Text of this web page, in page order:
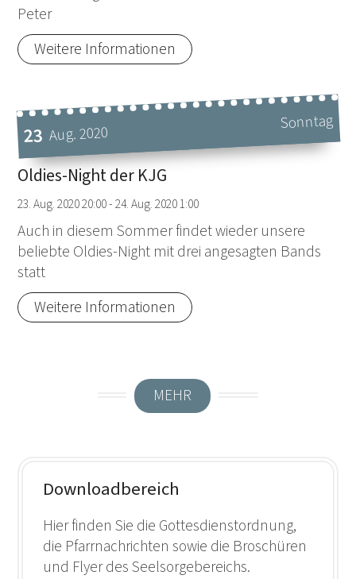
Peter
Weitere Informationen
Sonntag
23 Aug. 2020
Datum: 23. August 2020
Oldies-Night der KJG
23. Aug. 2020 20:00 - 24. Aug. 2020 1:00
Auch in diesem Sommer findet wieder unsere
beliebte Oldies-Night mit drei angesagten Bands
statt
Weitere Informationen
MEHR
Downloadbereich
Hier finden Sie die Gottesdienstordnung,
die Pfarrnachrichten sowie die Broschüren
und Flyer des Seelsorgebereichs.